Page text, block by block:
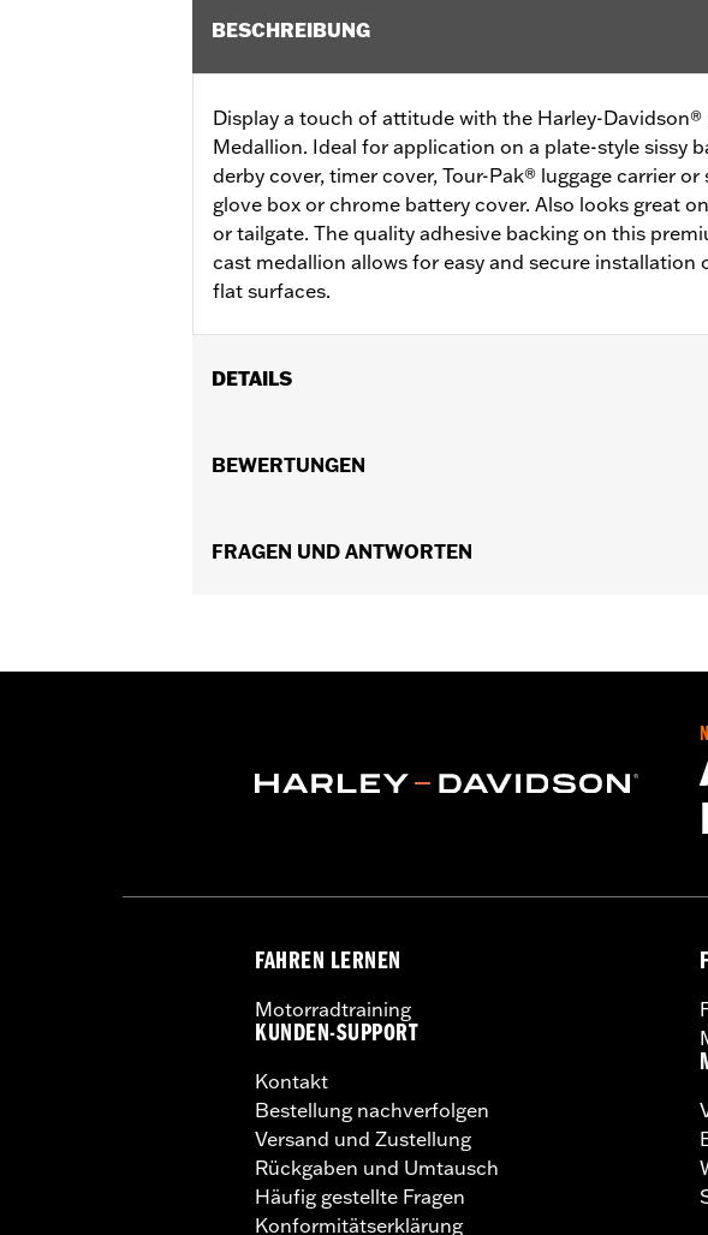
BESCHREIBUNG
Display a touch of attitude with the Harley-Davidson®
Medallion. Ideal for application on a plate-style sissy
derby cover, timer cover, Tour-Pak® luggage carrier or
glove box or chrome battery cover. Also looks great
or tailgate. The quality adhesive backing on this
cast medallion allows for easy and secure installation
flat surfaces.
DETAILS
Medaillons ermöglicht eine problemlose Befestigung
In der Box:Medaillon
BEWERTUNGEN
FRAGEN UND ANTWORTEN
FAHREN LERNEN
Motorradtraining
KUNDEN-SUPPORT
Kontakt
Bestellung nachverfolgen
Versand und Zustellung
Rückgaben und Umtausch
Häufig gestellte Fragen
Konformitätserklärung